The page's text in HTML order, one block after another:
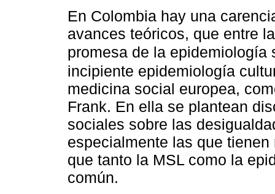
En Colombia hay una
avances teóricos, que entre
promesa de la
incipiente epidemiología
medicina social europea,
Frank. En ella se plantean
sociales sobre las
especialmente las que
que tanto la MSL como la
común.